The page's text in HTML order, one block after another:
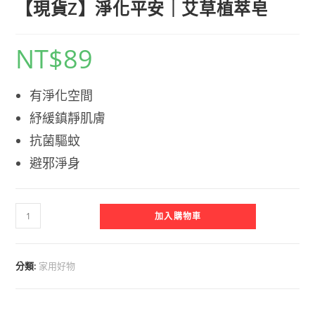
【現貨Z】淨化平安｜艾草植萃皂
NT$89
有淨化空間
紓緩鎮靜肌膚
抗菌驅蚊
避邪淨身
【現
貨
淨
加入購物車
分類: 家用好物